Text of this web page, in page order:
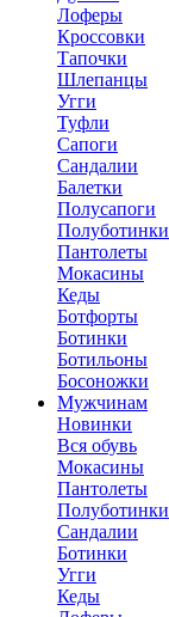
Лоферы
Кроссовки
Тапочки
Шлепанцы
Угги
Туфли
Сапоги
Сандалии
Балетки
Полусапоги
Полуботинки
Пантолеты
Мокасины
Кеды
Ботфорты
Ботинки
Ботильоны
Босоножки
Мужчинам
Новинки
Вся обувь
Мокасины
Пантолеты
Полуботинки
Сандалии
Ботинки
Угги
Кеды